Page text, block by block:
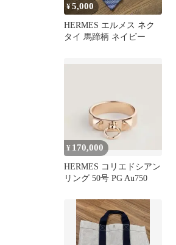
¥5,000
HERMES エルメス ネク
タイ 馬蹄柄 ネイビー
¥ 170,000
HERMES コリエドシアン
リング 50号 PG Au750